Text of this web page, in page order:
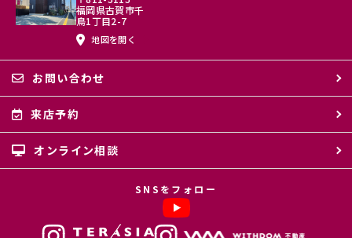
福岡県古賀市千
鳥1丁目2-7
地図を開く
お問い合わせ
来店予約
オンライン相談
SNSをフォロー